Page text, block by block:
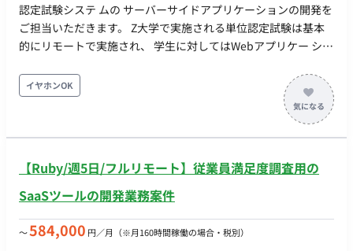
認定試験システ ムの サーバーサイドアプリケーションの開発を
ご担当いただきます。 Z大学で実施される単位認定試験は基本
的にリモートで実施され、 学生に対してはWebアプリケー ショ
験している様子をPCやスマートフォンのカメラで撮影し試験を
監督する教 職員への表示や、 試験をスムーズに進めるためにチ
としている単位認定試験システムのうちRuby on Railsで開発さ
進んでいるWebフロントエンドのSPAに提供を行うREST API等
の開発全般を行っていただきます。 【リモート日数】フルリモ
3.3.5 ●Ruby on Rails 7.1系 ● RuboCop, RSpec ○ GitHub
イヤホンOK
【Ruby/週5日/フルリモート】従業員満足度調査用の
SaaSツールの開発業務案件
〜584,000 円／月 （※月160時間稼働の場合・税別）